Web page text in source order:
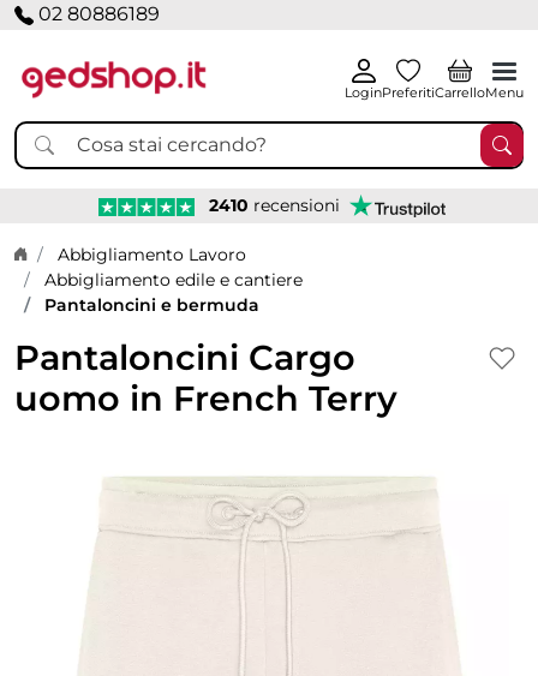
02 80886189
LoginPreferitiCarrelloMenu
2410 recensioni
Home page
Abbigliamento Lavoro
Abbigliamento edile e cantiere
Pantaloncini e bermuda
Pantaloncini Cargo
uomo in French Terry